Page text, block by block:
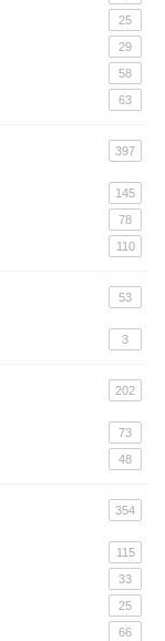
25
29
58
63
397
145
78
110
53
3
202
73
48
354
115
33
25
66